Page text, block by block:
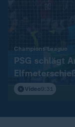
Champions League
PSG schlägt
Video9:31